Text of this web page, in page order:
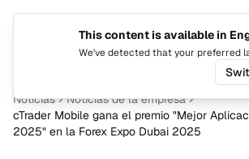
Noticias
Noticias de la empresa
cTrader Mobile gana el premio "Mejor
2025" en la Forex Expo Dubai 2025
This content is available in
We've detected that your preferred